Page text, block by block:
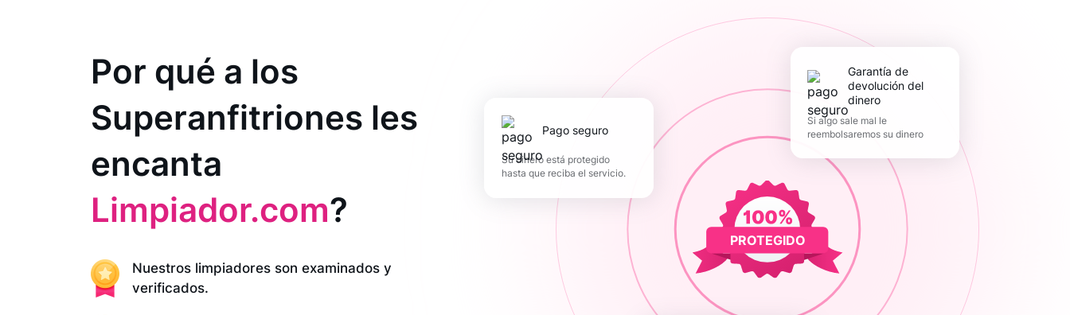
Por qué a los
Superanfitriones les
encanta
Limpiador.com?
Nuestros limpiadores son examinados y
verificados.
PROTEGIDO
pago seguro
Su dinero está protegido
hasta que reciba el servicio.
Garantía de
devolución del
dinero
Si algo sale mal le
reembolsaremos su dinero